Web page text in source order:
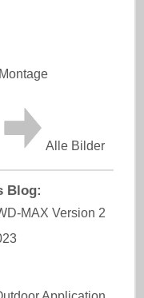
Alle Bilder
Blog:
MAX Version 2